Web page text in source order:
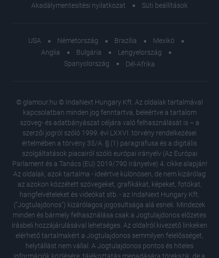
Akadálymentesítési nyilatkozat
Süti beállítások
USA Németország Brazília
Mexikó
Anglia
Bulgária
Lengyelország
Spanyolország
Dél-Afrika
© glamour.hu © IndaNext Hungary Kft. Az oldalak tartalmával
kapcsolatban minden jog fenntartva, beleértve a tartalom
szöveg- és adatbányászat céljára való felhasználását is – a
szerzői jogról szóló 1999. évi LXXVI. törvény rendelkezései
értelmében a törvény 35/A. § (1) paragrafusa és a digitális
szolgáltatások piacairól szóló európai irányelv (Az Európai
Parlament és a Tanács (EU) 2019/790 Irányelve) 4. cikke alapján!
Az oldalak, azok tartalma - ideértve különösen, de nem kizárólag
az azokon közzétett szövegeket, grafikákat, képeket, fotókat,
hangfelvételeket és videókat stb. - az IndaNext Hungary Kft.
("Jogtulajdonos") kizárólagos jogosultsága alá esnek. Mindezek
minden és bármely felhasználása csak a Jogtulajdonos előzetes
írásbeli hozzájárulásával lehetséges. Az oldalról kivezető linkeken
elérhető tartalmakért a Jogtulajdonos semmilyen felelősséget,
helytállást nem vállal. A Jogtulajdonos pontos és hiteles
információk közlésére, tájékoztatás megadására törekszik, de a